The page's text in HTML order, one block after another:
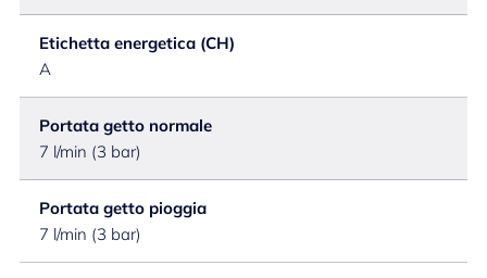
Etichetta energetica (CH)
A
Portata getto normale
7 l/min (3 bar)
Portata getto pioggia
7 l/min (3 bar)